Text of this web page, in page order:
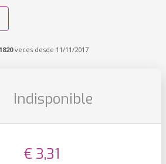
1820veces desde 11/11/2017
Indisponible
€ 3,31